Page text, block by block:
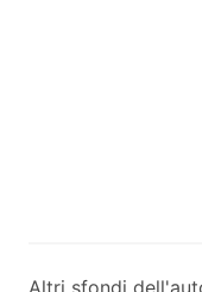
Altri sfondi